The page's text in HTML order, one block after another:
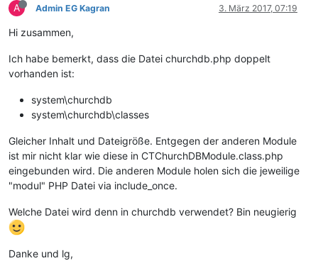
A Admin EG Kagran 3. März 2017, 07:19
Hi zusammen,
Ich habe bemerkt, dass die Datei churchdb.php doppelt
vorhanden ist:
system\churchdb
system\churchdb\classes
Gleicher Inhalt und Dateigröße. Entgegen der anderen Module
ist mir nicht klar wie diese in CTChurchDBModule.class.php
eingebunden wird. Die anderen Module holen sich die jeweilige
"modul" PHP Datei via include_once.
Welche Datei wird denn in churchdb verwendet? Bin neugierig
Danke und lg,